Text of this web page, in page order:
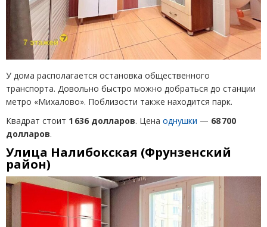
У дома располагается остановка общественного
транспорта. Довольно быстро можно добраться до станции
метро «Михалово». Поблизости также находится парк.
Квадрат стоит 1 636 долларов. Цена однушки — 68 700
долларов.
Улица Налибокская (Фрунзенский
район)